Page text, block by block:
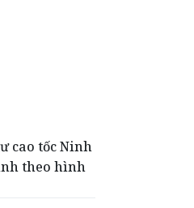
cao tốc Ninh
theo hình